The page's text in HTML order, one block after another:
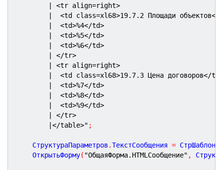
| <tr align=right>
|  <td class=xl68>19.7.2 Площади объектов</
|  <td>%4</td>
|  <td>%5</td>
|  <td>%6</td>
| </tr>
| <tr align=right>
|  <td class=xl68>19.7.3 Цена договоров</td>
|  <td>%7</td>
|  <td>%8</td>
|  <td>%9</td>
| </tr>
|</table>" ;
	СтруктураПараметров
.ТекстСообщения = СтрШаблон
	ОткрытьФорму
( "ОбщаяФорма.HTMLСообщение" ,